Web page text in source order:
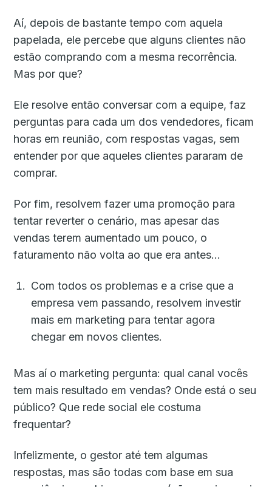
Aí, depois de bastante tempo com aquela
papelada, ele percebe que alguns clientes não
estão comprando com a mesma recorrência.
Mas por que?
Ele resolve então conversar com a equipe, faz
perguntas para cada um dos vendedores, ficam
horas em reunião, com respostas vagas, sem
entender por que aqueles clientes pararam de
comprar.
Por fim, resolvem fazer uma promoção para
tentar reverter o cenário, mas apesar das
vendas terem aumentado um pouco, o
faturamento não volta ao que era antes…
Com todos os problemas e a crise que a
empresa vem passando, resolvem investir
mais em marketing para tentar agora
chegar em novos clientes.
Mas aí o marketing pergunta: qual canal vocês
tem mais resultado em vendas? Onde está o seu
público? Que rede social ele costuma
frequentar?
Infelizmente, o gestor até tem algumas
respostas, mas são todas com base em sua